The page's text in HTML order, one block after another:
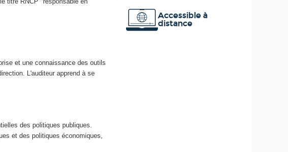
et une connaissance des outils
L'auditeur apprend à se
des politiques publiques.
et des politiques économiques,
Accessible à
distance